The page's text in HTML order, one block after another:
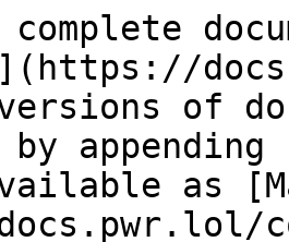
versions of
as